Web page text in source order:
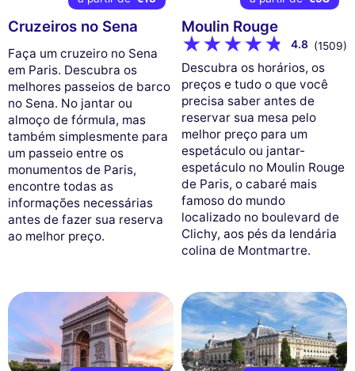
Cruzeiros no Sena
Faça um cruzeiro no Sena
em Paris. Descubra os
melhores passeios de barco
no Sena. No jantar ou
almoço de fórmula, mas
também simplesmente para
um passeio entre os
monumentos de Paris,
encontre todas as
informações necessárias
antes de fazer sua reserva
ao melhor preço.
Moulin Rouge
4.8 (1509)
Descubra os horários, os
preços e tudo o que você
precisa saber antes de
reservar sua mesa pelo
melhor preço para um
espetáculo ou jantar-
espetáculo no Moulin Rouge
de Paris, o cabaré mais
famoso do mundo
localizado no boulevard de
Clichy, aos pés da lendária
colina de Montmartre.